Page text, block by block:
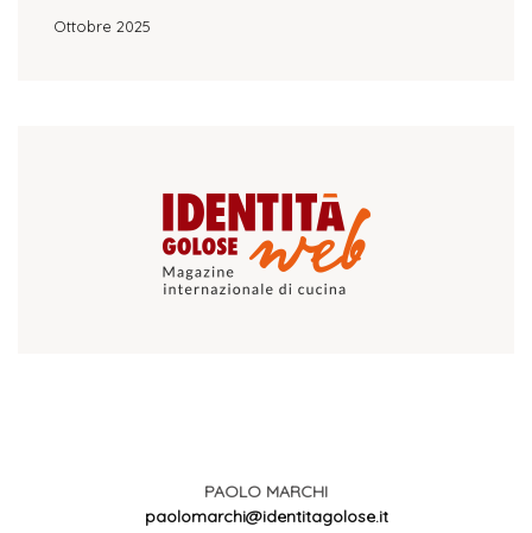
Ottobre 2025
PAOLO MARCHI
paolomarchi@identitagolose.it